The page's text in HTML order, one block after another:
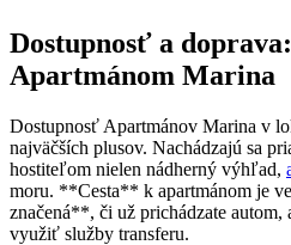
Dostupnosť a
Apartmánom Marina
Dostupnosť Apartmánov Marina v
najväčších plusov. Nachádzajú sa
hostiteľom nielen nádherný výhľad,
moru. **Cesta** k apartmánom je
značená**, či už prichádzate autom,
využiť služby transferu.